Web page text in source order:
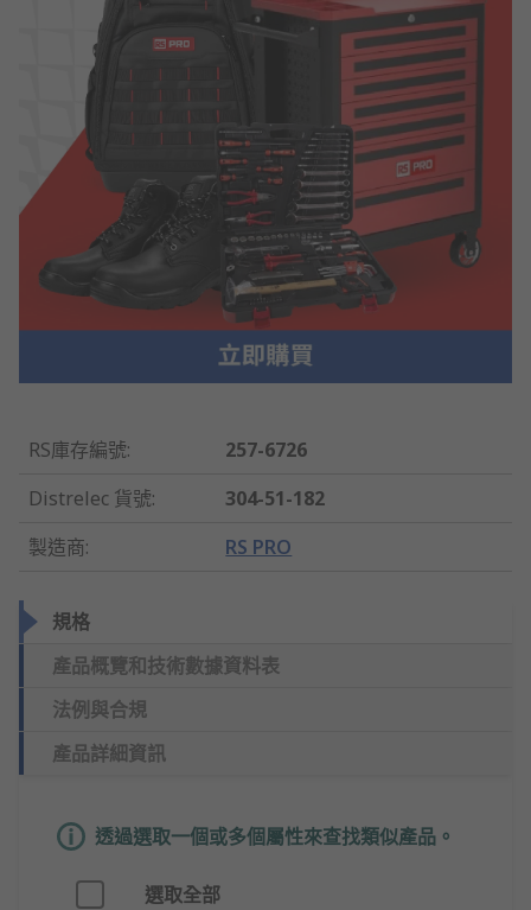
RS庫存編號:
257-6726
Distrelec 貨號:
304-51-182
製造商: RS PRO
規格
產品概覽和技術數據資料表
法例與合規
產品詳細資訊
透過選取一個或多個屬性來查找類似產品。
選取全部